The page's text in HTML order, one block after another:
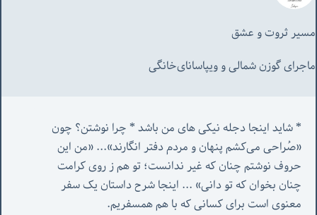
مسیر ثروت و عشق
ماجرای گوزن شمالی و‌ ویپاسانای‌خانگی
«صُراحی می‌کشم پنهان‌ و مردم‌ دفتر انگارند»... «
چنان بخوان که تو دانی» ...
معنوی است برای کسانی که با هم همسفریم.